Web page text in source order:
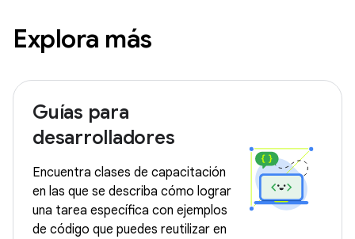
Explora más
Guías para
desarrolladores
Encuentra clases de capacitación
en las que se describa cómo lograr
una tarea específica con ejemplos
de código que puedes reutilizar en